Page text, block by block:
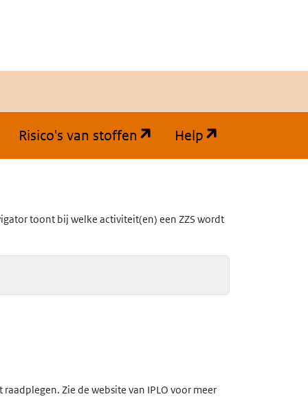
Risico's van stoffen (opent in een nieuw
Help
toont bij welke activiteit(en) een ZZS wordt
Zie de website van IPLO voor meer